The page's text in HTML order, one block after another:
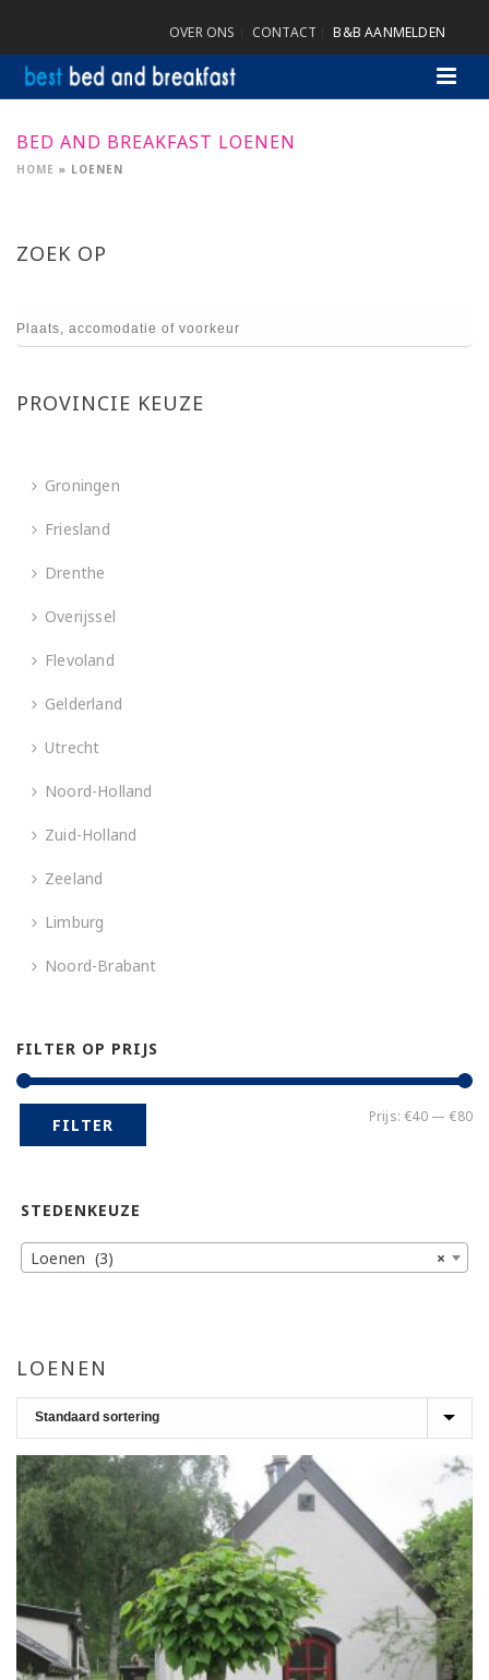
OVER ONS CONTACT B&B AANMELDEN
BED AND BREAKFAST LOENEN
HOME » LOENEN
LOENEN
ZOEK OP
PROVINCIE KEUZE
Groningen
Friesland
Drenthe
Overijssel
Flevoland
Gelderland
Utrecht
Noord-Holland
Zuid-Holland
Zeeland
Limburg
Noord-Brabant
FILTER OP PRIJS
FILTER Prijs:€40—€80
STEDENKEUZE
×
Loenen (3)